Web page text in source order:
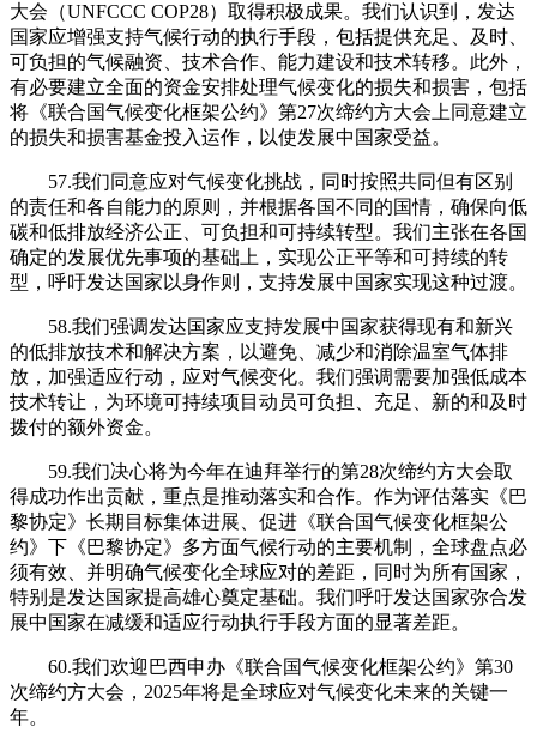
大会（UNFCCC COP28）取得积极成果。我们认识到，发达
国家应增强支持气候行动的执行手段，包括提供充足、及时、
可负担的气候融资、技术合作、能力建设和技术转移。此外，
有必要建立全面的资金安排处理气候变化的损失和损害，包括
将《联合国气候变化框架公约》第27次缔约方大会上同意建立
的损失和损害基金投入运作，以使发展中国家受益。
57.我们同意应对气候变化挑战，同时按照共同但有区别
的责任和各自能力的原则，并根据各国不同的国情，确保向低
碳和低排放经济公正、可负担和可持续转型。我们主张在各国
确定的发展优先事项的基础上，实现公正平等和可持续的转
型，呼吁发达国家以身作则，支持发展中国家实现这种过渡。
58.我们强调发达国家应支持发展中国家获得现有和新兴
的低排放技术和解决方案，以避免、减少和消除温室气体排
放，加强适应行动，应对气候变化。我们强调需要加强低成本
技术转让，为环境可持续项目动员可负担、充足、新的和及时
拨付的额外资金。
59.我们决心将为今年在迪拜举行的第28次缔约方大会取
得成功作出贡献，重点是推动落实和合作。作为评估落实《巴
黎协定》长期目标集体进展、促进《联合国气候变化框架公
约》下《巴黎协定》多方面气候行动的主要机制，全球盘点必
须有效、并明确气候变化全球应对的差距，同时为所有国家，
特别是发达国家提高雄心奠定基础。我们呼吁发达国家弥合发
展中国家在减缓和适应行动执行手段方面的显著差距。
60.我们欢迎巴西申办《联合国气候变化框架公约》第30
次缔约方大会，2025年将是全球应对气候变化未来的关键一
年。